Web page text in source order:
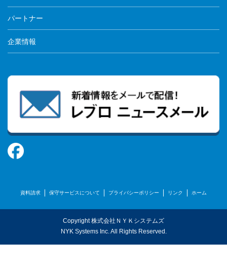
パートナー
企業情報
資料請求 保守サービスについて プライバシーポリシー リンク ホーム
Copyright 株式会社ＮＹＫシステムズ
NYK Systems Inc. All Rights Reserved.